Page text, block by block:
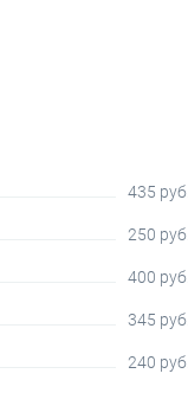
435 руб.
250 руб.
400 руб.
345 руб.
240 руб.